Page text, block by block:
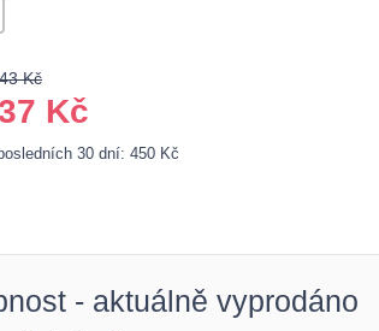
Kč
Kč
30 dní: 450 Kč
- aktuálně vyprodáno